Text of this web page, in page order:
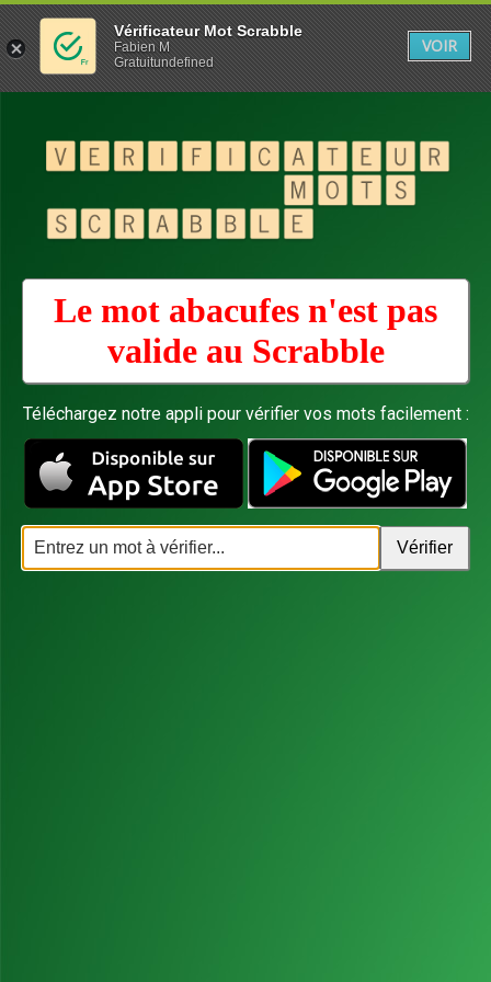
Le mot abacufes n'est pas
valide au Scrabble
Téléchargez notre appli pour vérifier vos mots facilement :
Vérificateur Mot Scrabble
Fabien M
Gratuitundefined
VOIR